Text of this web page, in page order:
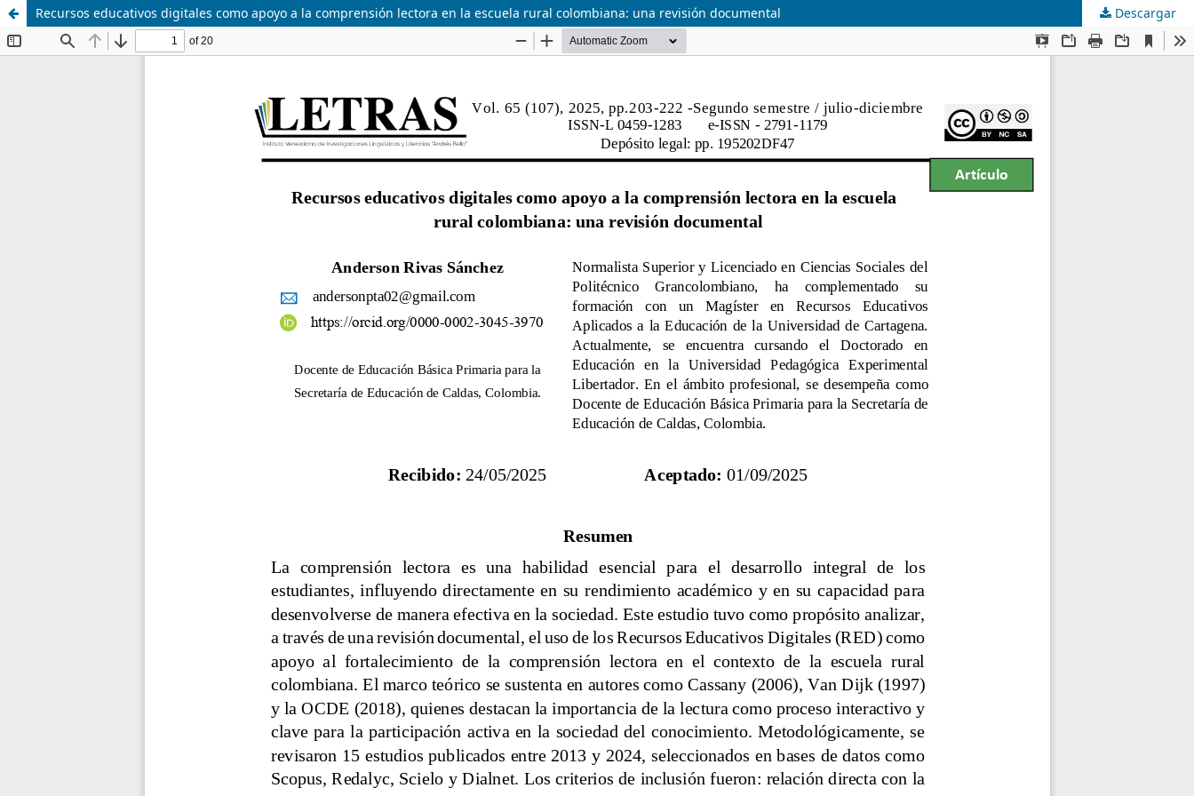
Recursos educativos digitales como apoyo a la comprensión lectora en la escuela rural colombiana: una revisión documental Descargar